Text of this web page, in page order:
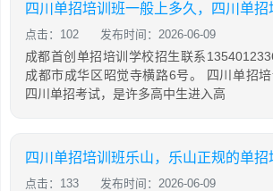
点击：102 发布时间：2026-06-09
成都首创单招培训学校招生联系
成都市成华区昭觉寺横路6号。 四川单招培
四川单招考试，是许多高中生进入高
四川单招培训班乐山，乐山正规的单招
点击：133 发布时间：2026-06-09